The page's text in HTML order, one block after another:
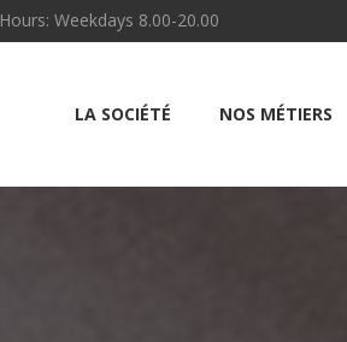
Weekdays 8.00-20.00
LA SOCIÉTÉ NOS MÉTIERS